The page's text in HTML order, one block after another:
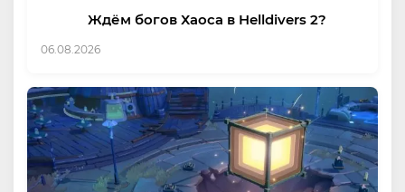
Ждём богов Хаоса в Helldivers 2?
06.08.2026